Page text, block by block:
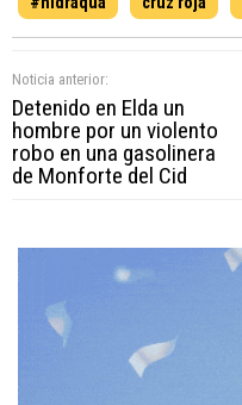
Noticia anterior:
Detenido en Elda un
hombre por un violento
robo en una gasolinera
de Monforte del Cid